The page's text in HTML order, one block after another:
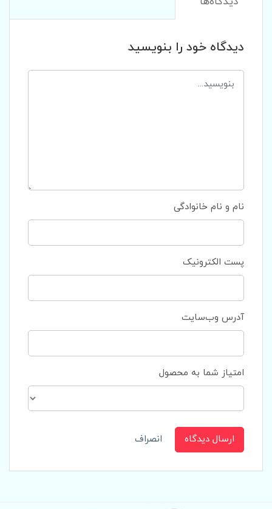
دیدگاه خود را بنویسید
نام و نام خانوادگی
پست الکترونیک
آدرس وب‌سایت
امتیاز شما به محصول
ارسال دیدگاه انصراف